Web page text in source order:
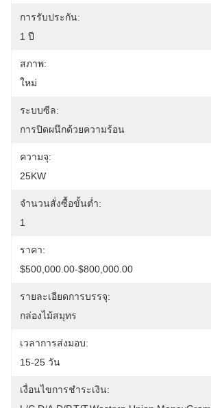
การรับประกัน:
1 ปี
สภาพ:
ใหม่
ระบบซีล:
การปิดผนึกด้วยความร้อน
ความจุ:
25KW
จำนวนสั่งซื้อขั้นต่ำ:
1
ราคา:
$500,000.00-$800,000.00
รายละเอียดการบรรจุ:
กล่องไม้สมุทร
เวลาการส่งมอบ:
15-25 วัน
เงื่อนไขการชำระเงิน: